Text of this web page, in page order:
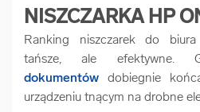
NISZCZARKA HP
Ranking niszczarek do biura
tańsze, ale efektywne.
dokumentów dobiegnie
urządzeniu tnącym na drobne